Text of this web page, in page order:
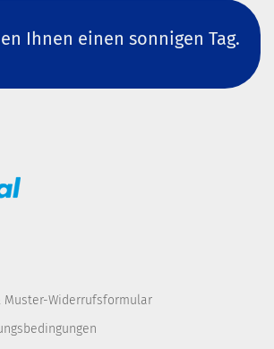
Ihnen einen sonnigen Tag.
Muster-Widerrufsformular